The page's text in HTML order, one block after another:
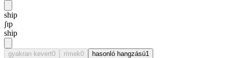
ship
ʃɪp
ship
gyakran kevert0 rímek0 hasonló hangzású1